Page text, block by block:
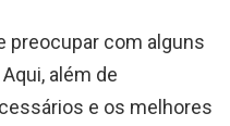
preocupar com alguns
além de
e os melhores